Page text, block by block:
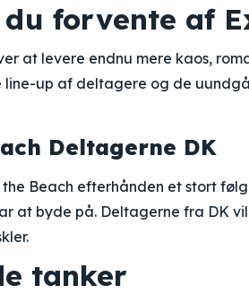
forvente af
at levere endnu mere kaos,
up af deltagere og de
Deltagerne DK
the Beach efterhånden et stort
at byde på. Deltagerne fra DK
tanker